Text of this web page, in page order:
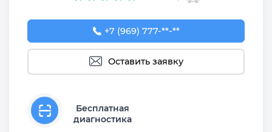
+7 (969) 777-50-55
+7 (969) 777-**-**
Оставить заявку
Бесплатная
диагностика